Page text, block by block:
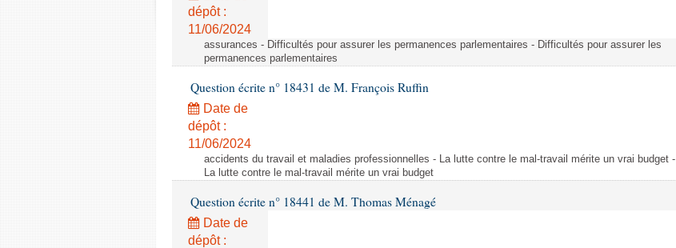
dépôt :
11/06/2024
assurances - Difficultés pour assurer les permanences parlementaires - Difficultés pour assurer les
permanences parlementaires
Question écrite n° 18431 de M. François Ruffin
Date de
dépôt :
11/06/2024
accidents du travail et maladies professionnelles - La lutte contre le mal-travail mérite un vrai budget -
La lutte contre le mal-travail mérite un vrai budget
Question écrite n° 18441 de M. Thomas Ménagé
Date de
dépôt :